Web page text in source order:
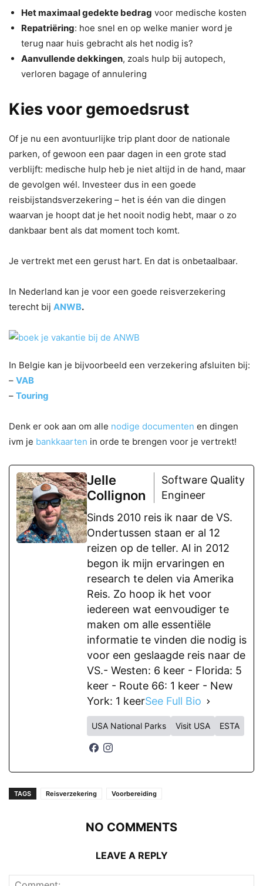
Het maximaal gedekte bedrag voor medische kosten
Repatriëring: hoe snel en op welke manier word je
terug naar huis gebracht als het nodig is?
Aanvullende dekkingen, zoals hulp bij autopech,
verloren bagage of annulering
Kies voor gemoedsrust
Of je nu een avontuurlijke trip plant door de nationale
parken, of gewoon een paar dagen in een grote stad
verblijft: medische hulp heb je niet altijd in de hand, maar
de gevolgen wél. Investeer dus in een goede
reisbijstandsverzekering – het is één van die dingen
waarvan je hoopt dat je het nooit nodig hebt, maar o zo
dankbaar bent als dat moment toch komt.
Je vertrekt met een gerust hart. En dat is onbetaalbaar.
In Nederland kan je voor een goede reisverzekering
terecht bij ANWB.
In Belgie kan je bijvoorbeeld een verzekering afsluiten bij:
– VAB
– Touring
Denk er ook aan om alle nodige documenten en dingen
ivm je bankkaarten in orde te brengen voor je vertrekt!
Jelle
Collignon
Software Quality
Engineer
Sinds 2010 reis ik naar de VS.
Ondertussen staan er al 12
reizen op de teller. Al in 2012
begon ik mijn ervaringen en
research te delen via Amerika
Reis. Zo hoop ik het voor
iedereen wat eenvoudiger te
maken om alle essentiële
informatie te vinden die nodig is
voor een geslaagde reis naar de
VS.- Westen: 6 keer - Florida: 5
keer - Route 66: 1 keer - New
York: 1 keerSee Full Bio
USA National Parks Visit USA ESTA
TAGS Reisverzekering Voorbereiding
NO COMMENTS
LEAVE A REPLY